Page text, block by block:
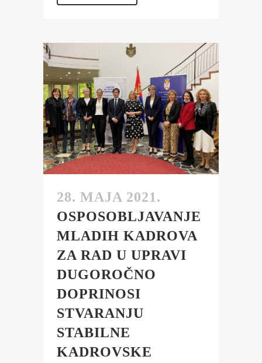
28. MAJA 2021.
OSPOSOBLJAVANJE
MLADIH KADROVA
ZA RAD U UPRAVI
DUGOROČNO
DOPRINOSI
STVARANJU
STABILNE
KADROVSKE